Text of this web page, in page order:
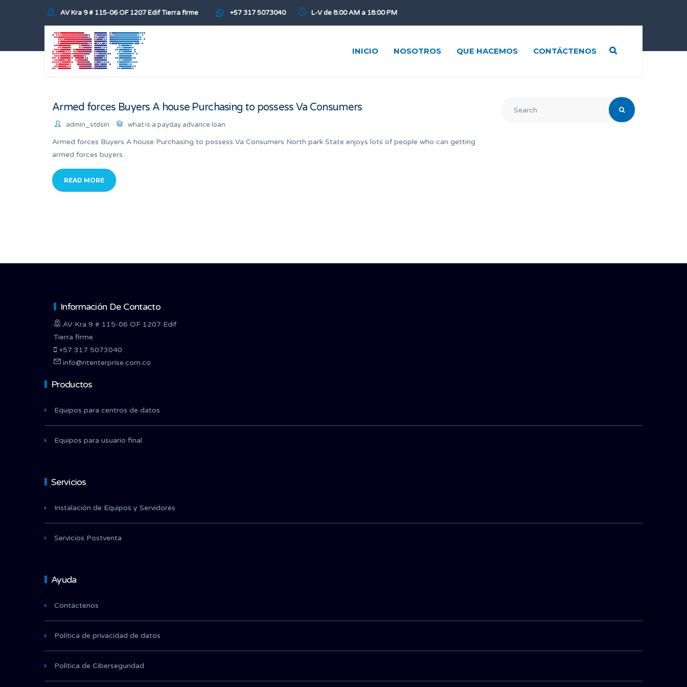
AV Kra 9 # 115-06 OF 1207 Edif Tierra firme +57 317 5073040 L-V de 8:00 AM a 18:00 PM
INICIO NOSOTROS QUE HACEMOS CONTÁCTENOS
Armed forces Buyers A house Purchasing to possess Va Consumers
admin_stdsin what is a payday advance loan
Armed forces Buyers A house Purchasing to possess Va Consumers North park State enjoys lots of people who can getting
armed forces buyers..
READ MORE
Información De Contacto
AV Kra 9 # 115-06 OF 1207 Edif
Tierra firme
+57 317 5073040
info@ritenterprise.com.co
Productos
Equipos para centros de datos
Equipos para usuario final
Servicios
Instalación de Equipos y Servidores
Servicios Postventa
Ayuda
Contáctenos
Política de privacidad de datos
Política de Ciberseguridad